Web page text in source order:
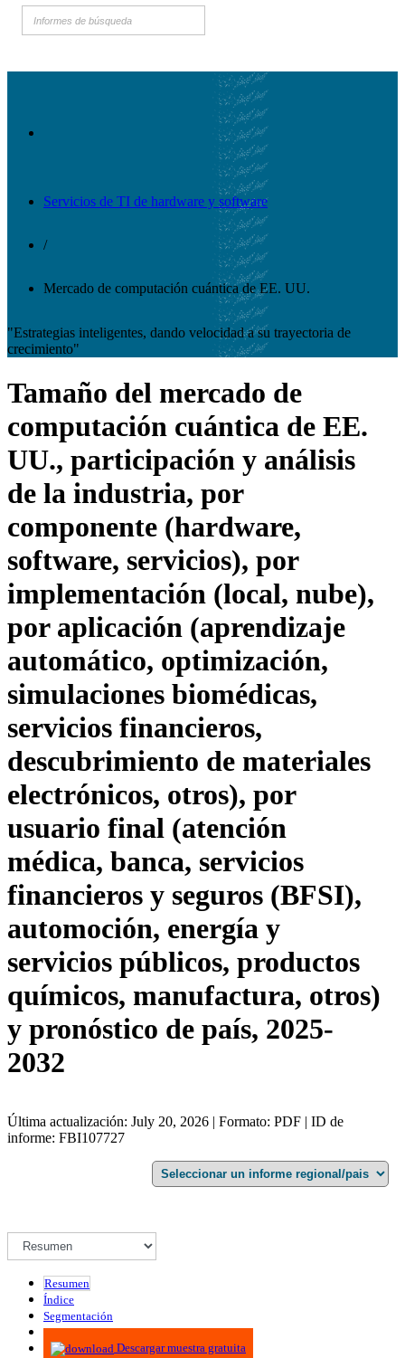
Servicios de TI de hardware y software
/
Mercado de computación cuántica de EE. UU.
"Estrategias inteligentes, dando velocidad a su trayectoria de
crecimiento"
Tamaño del mercado de
computación cuántica de EE.
UU., participación y análisis
de la industria, por
componente (hardware,
software, servicios), por
implementación (local, nube),
por aplicación (aprendizaje
automático, optimización,
simulaciones biomédicas,
servicios financieros,
descubrimiento de materiales
electrónicos, otros), por
usuario final (atención
médica, banca, servicios
financieros y seguros (BFSI),
automoción, energía y
servicios públicos, productos
químicos, manufactura, otros)
y pronóstico de país, 2025-
2032
Última actualización: July 20, 2026 | Formato: PDF | ID de
informe: FBI107727
Resumen
Índice
Segmentación
Metodología
Descargar muestra gratuita